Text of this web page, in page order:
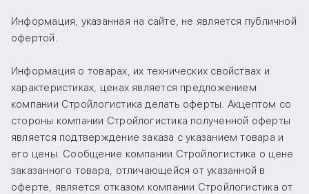
Информация, указанная на сайте, не является публичной
офертой.
Информация о товарах, их технических свойствах и
характеристиках, ценах является предложением
компании Стройлогистика делать оферты. Акцептом со
стороны компании Стройлогистика полученной оферты
является подтверждение заказа с указанием товара и
его цены. Сообщение компании Стройлогистика о цене
заказанного товара, отличающейся от указанной в
оферте, является отказом компании Стройлогистика от